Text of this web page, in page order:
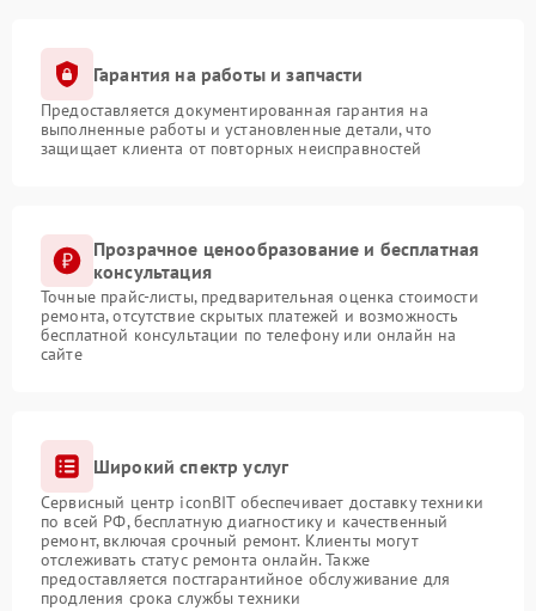
Гарантия на работы и запчасти
Предоставляется документированная гарантия на
выполненные работы и установленные детали, что
защищает клиента от повторных неисправностей
Прозрачное ценообразование и бесплатная
консультация
Точные прайс-листы, предварительная оценка стоимости
ремонта, отсутствие скрытых платежей и возможность
бесплатной консультации по телефону или онлайн на
сайте
Широкий спектр услуг
Сервисный центр iconBIT обеспечивает доставку техники
по всей РФ, бесплатную диагностику и качественный
ремонт, включая срочный ремонт. Клиенты могут
отслеживать статус ремонта онлайн. Также
предоставляется постгарантийное обслуживание для
продления срока службы техники